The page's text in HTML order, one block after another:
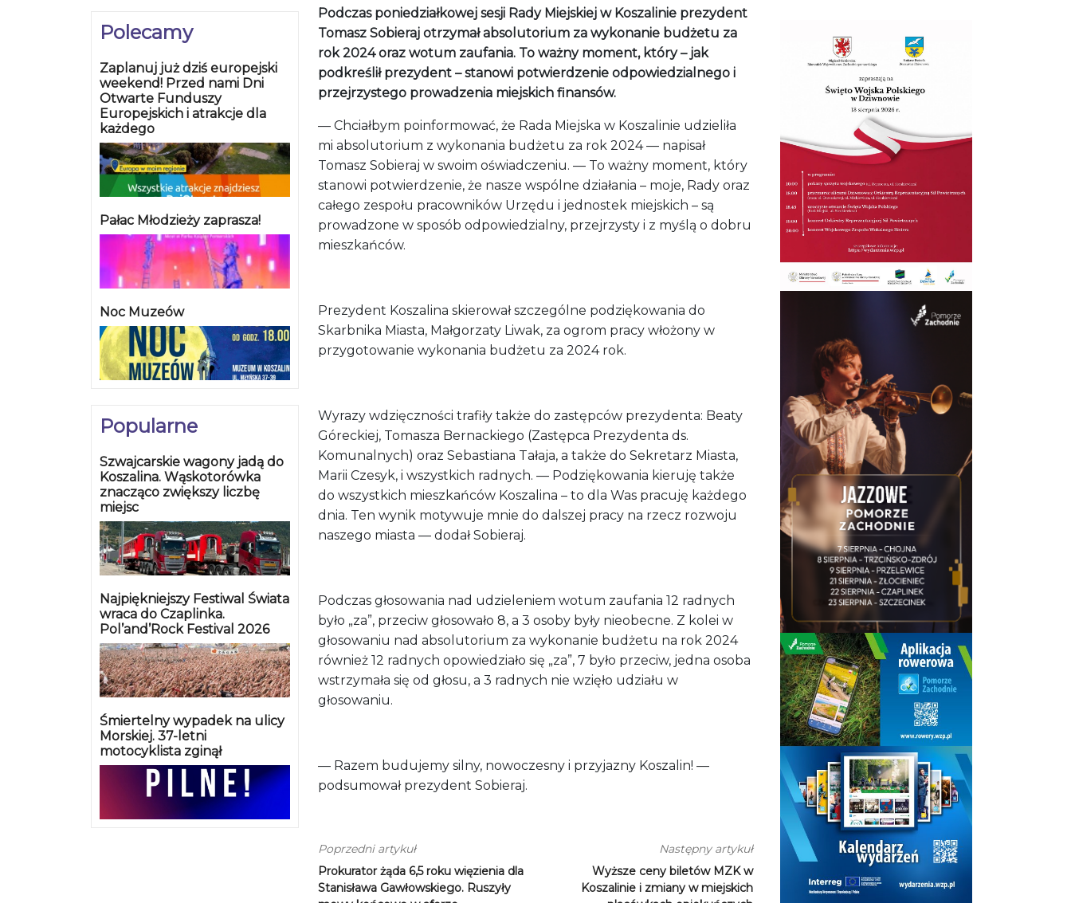
Polecamy
Zaplanuj już dziś europejski
weekend! Przed nami Dni
Otwarte Funduszy
Europejskich i atrakcje dla
każdego
Pałac Młodzieży zaprasza!
Noc Muzeów
Popularne
Szwajcarskie wagony jadą do
Koszalina. Wąskotorówka
znacząco zwiększy liczbę
miejsc
Najpiękniejszy Festiwal Świata
wraca do Czaplinka.
Pol’and’Rock Festival 2026
Śmiertelny wypadek na ulicy
Morskiej. 37-letni
motocyklista zginął
Podczas poniedziałkowej sesji Rady Miejskiej w Koszalinie prezydent
Tomasz Sobieraj otrzymał absolutorium za wykonanie budżetu za
rok 2024 oraz wotum zaufania. To ważny moment, który – jak
podkreślił prezydent – stanowi potwierdzenie odpowiedzialnego i
przejrzystego prowadzenia miejskich finansów.
— Chciałbym poinformować, że Rada Miejska w Koszalinie udzieliła
mi absolutorium z wykonania budżetu za rok 2024 — napisał
Tomasz Sobieraj w swoim oświadczeniu. — To ważny moment, który
stanowi potwierdzenie, że nasze wspólne działania – moje, Rady oraz
całego zespołu pracowników Urzędu i jednostek miejskich – są
prowadzone w sposób odpowiedzialny, przejrzysty i z myślą o dobru
mieszkańców.
Prezydent Koszalina skierował szczególne podziękowania do
Skarbnika Miasta, Małgorzaty Liwak, za ogrom pracy włożony w
przygotowanie wykonania budżetu za 2024 rok.
Wyrazy wdzięczności trafiły także do zastępców prezydenta: Beaty
Góreckiej, Tomasza Bernackiego (Zastępca Prezydenta ds.
Komunalnych) oraz Sebastiana Tałaja, a także do Sekretarz Miasta,
Marii Czesyk, i wszystkich radnych. — Podziękowania kieruję także
do wszystkich mieszkańców Koszalina – to dla Was pracuję każdego
dnia. Ten wynik motywuje mnie do dalszej pracy na rzecz rozwoju
naszego miasta — dodał Sobieraj.
Podczas głosowania nad udzieleniem wotum zaufania 12 radnych
było „za”, przeciw głosowało 8, a 3 osoby były nieobecne. Z kolei w
głosowaniu nad absolutorium za wykonanie budżetu na rok 2024
również 12 radnych opowiedziało się „za”, 7 było przeciw, jedna osoba
wstrzymała się od głosu, a 3 radnych nie wzięło udziału w
głosowaniu.
— Razem budujemy silny, nowoczesny i przyjazny Koszalin! —
podsumował prezydent Sobieraj.
Poprzedni artykuł
Prokurator żąda 6,5 roku więzienia dla
Stanisława Gawłowskiego. Ruszyły
Następny artykuł
Wyższe ceny biletów MZK w
Koszalinie i zmiany w miejskich